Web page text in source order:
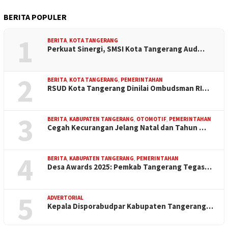
BERITA POPULER
1 BERITA, KOTA TANGERANG
Perkuat Sinergi, SMSI Kota Tangerang Aud…
2 BERITA, KOTA TANGERANG, PEMERINTAHAN
RSUD Kota Tangerang Dinilai Ombudsman RI…
3 BERITA, KABUPATEN TANGERANG, OTOMOTIF, PEMERINTAHAN
Cegah Kecurangan Jelang Natal dan Tahun …
4 BERITA, KABUPATEN TANGERANG, PEMERINTAHAN
Desa Awards 2025: Pemkab Tangerang Tegas…
5 ADVERTORIAL
Kepala Disporabudpar Kabupaten Tangerang…